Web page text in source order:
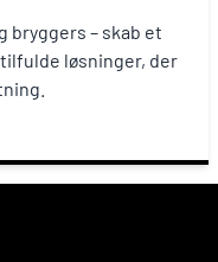
bryggers – skab et
løsninger, der